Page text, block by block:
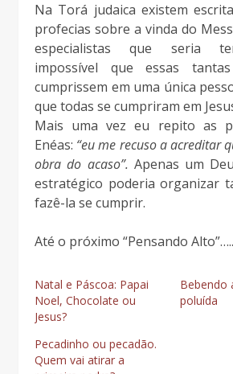
Na Torá judaica existem
profecias sobre a vinda do
especialistas que seria
impossível que essas
cumprissem em uma única
que todas se cumpriram em
Mais uma vez eu repito as
Enéas: “eu me recuso a acreditar
obra do acaso”. Apenas um
estratégico poderia organizar
fazê-la se cumprir.
Até o próximo “Pensando Alto”…..
Natal e Páscoa: Papai
Noel, Chocolate ou
Jesus?
Bebendo
poluída
Pecadinho ou pecadão.
Quem vai atirar a